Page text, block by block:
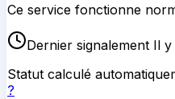
Ce service fonctionne
Dernier signalement Il y
Statut calculé
?